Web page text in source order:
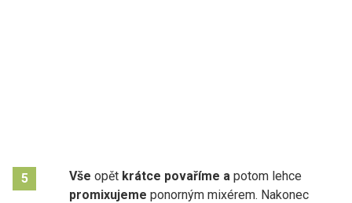
5 Vše opět krátce povaříme a potom lehce
promixujeme ponorným mixérem. Nakonec